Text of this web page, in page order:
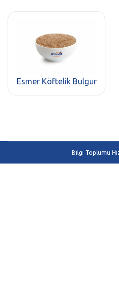
Esmer Köftelik Bulgur
Bilgi Toplumu